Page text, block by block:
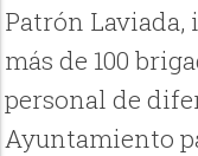
Patrón Laviada,
más de 100
personal de
Ayuntamiento